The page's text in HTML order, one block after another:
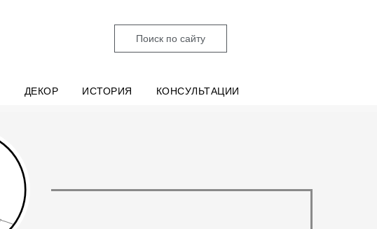
Поиск по сайту
ДЕКОР ИСТОРИЯ КОНСУЛЬТАЦИИ